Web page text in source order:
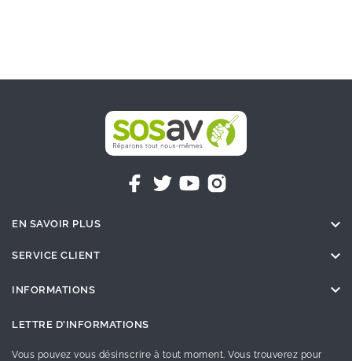
EN SAVOIR PLUS 
SERVICE CLIENT 
INFORMATIONS 
LETTRE D'INFORMATIONS
Vous pouvez vous désinscrire à tout moment. Vous trouverez pour